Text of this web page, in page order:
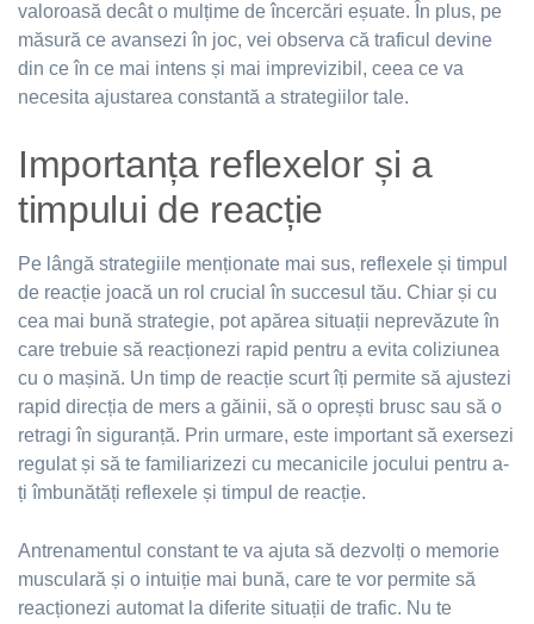
valoroasă decât o mulțime de încercări eșuate. În plus, pe
măsură ce avansezi în joc, vei observa că traficul devine
din ce în ce mai intens și mai imprevizibil, ceea ce va
necesita ajustarea constantă a strategiilor tale.
Importanța reflexelor și a
timpului de reacție
Pe lângă strategiile menționate mai sus, reflexele și timpul
de reacție joacă un rol crucial în succesul tău. Chiar și cu
cea mai bună strategie, pot apărea situații neprevăzute în
care trebuie să reacționezi rapid pentru a evita coliziunea
cu o mașină. Un timp de reacție scurt îți permite să ajustezi
rapid direcția de mers a găinii, să o oprești brusc sau să o
retragi în siguranță. Prin urmare, este important să exersezi
regulat și să te familiarizezi cu mecanicile jocului pentru a-
ți îmbunătăți reflexele și timpul de reacție.
Antrenamentul constant te va ajuta să dezvolți o memorie
musculară și o intuiție mai bună, care te vor permite să
reacționezi automat la diferite situații de trafic. Nu te